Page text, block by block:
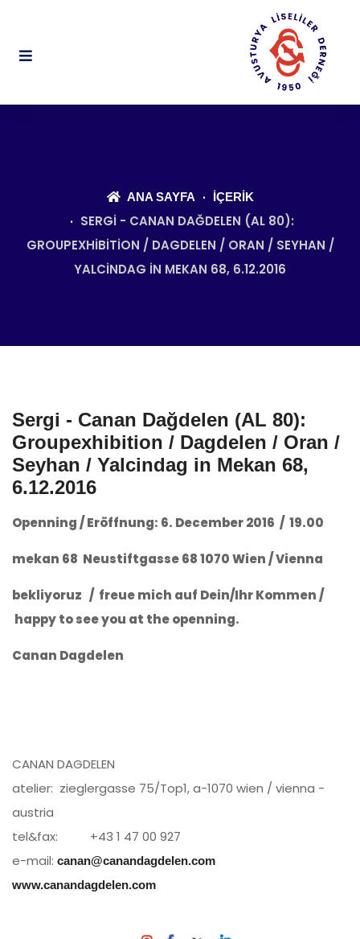
ANA SAYFA İÇERIK
SERGI - CANAN DAĞDELEN (AL 80):
GROUPEXHIBITION / DAGDELEN / ORAN / SEYHAN /
YALCINDAG IN MEKAN 68, 6.12.2016
Sergi - Canan Dağdelen (AL 80):
Groupexhibition / Dagdelen / Oran /
Seyhan / Yalcindag in Mekan 68,
6.12.2016
Openning / Eröffnung: 6. December 2016 / 19.00
mekan 68 Neustiftgasse 68 1070 Wien / Vienna
bekliyoruz / freue mich auf Dein/Ihr Kommen /
happy to see you at the openning.
Canan Dagdelen
CANAN DAGDELEN
atelier: zieglergasse 75/Top1, a-1070 wien / vienna -
austria
tel&fax: +43 1 47 00 927
e-mail: canan@canandagdelen.com
www.canandagdelen.com